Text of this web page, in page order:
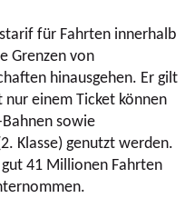
für Fahrten innerhalb
Grenzen von
hinausgehen. Er gilt
nur einem Ticket können
sowie
Klasse) genutzt werden.
41 Millionen Fahrten